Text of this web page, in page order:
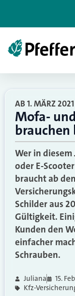
AB 1. MÄRZ 2021
Mofa-
brauchen
Wer in
oder E-
braucht ab
Schilder aus
Gültigkeit.
Kunden den
einfacher
Schrauben.
Juliana 15.
Kfz-